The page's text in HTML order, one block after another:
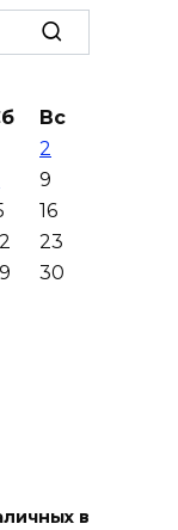
Вс
2
9
16
23
30
в